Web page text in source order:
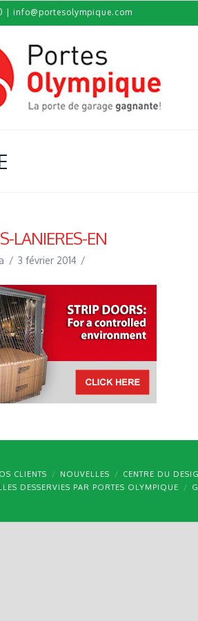
info@portesolympique.com
LANIERES-EN
3 février 2014
CLIENTS NOUVELLES CENTRE DU
DESSERVIES PAR PORTES OLYMPIQUE